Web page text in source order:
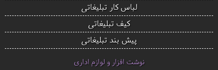
لباس کار تبلیغاتی
کیف تبلیغاتی
پیش بند تبلیغاتی
نوشت افزار و لوازم اداری